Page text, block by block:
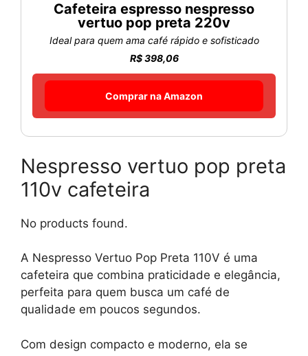
Cafeteira espresso nespresso
vertuo pop preta 220v
Ideal para quem ama café rápido e sofisticado
R$ 398,06
Comprar na Amazon
Nespresso vertuo pop preta
110v cafeteira
No products found.
A Nespresso Vertuo Pop Preta 110V é uma
cafeteira que combina praticidade e elegância,
perfeita para quem busca um café de
qualidade em poucos segundos.
Com design compacto e moderno, ela se